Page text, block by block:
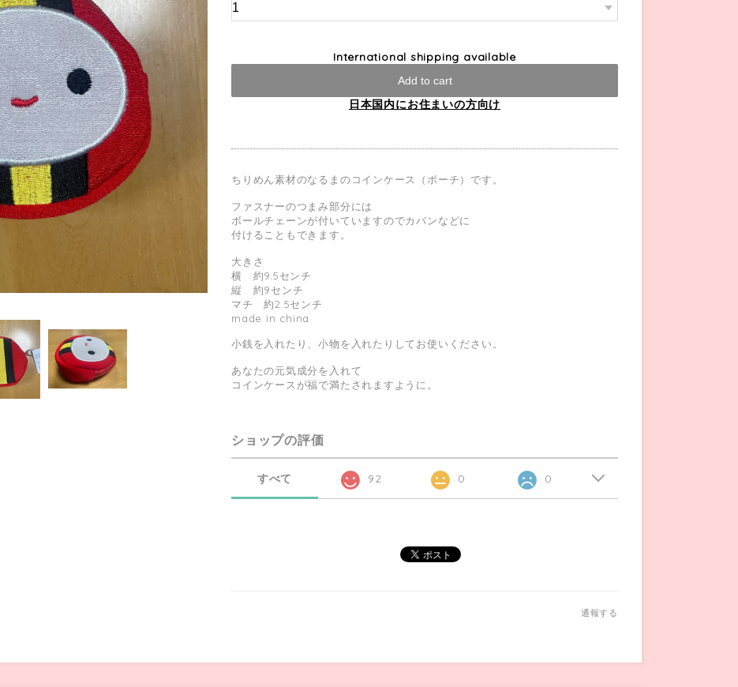
International shipping available
Add to cart
日本国内にお住まいの方向け
ちりめん素材のなるまのコインケース（ポーチ）です。
ファスナーのつまみ部分には
ボールチェーンが付いていますのでカバンなどに
付けることもできます。
大きさ
横 約9.5センチ
縦 約9センチ
マチ 約2.5センチ
made in china
小銭を入れたり、小物を入れたりしてお使いください。
あなたの元気成分を入れて
コインケースが福で満たされますように。
ショップの評価
すべて 92 0 0
通報する